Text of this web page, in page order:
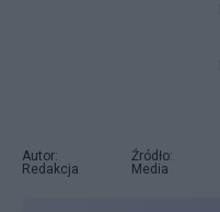
Autor:
Redakcja
Źródło:
Media